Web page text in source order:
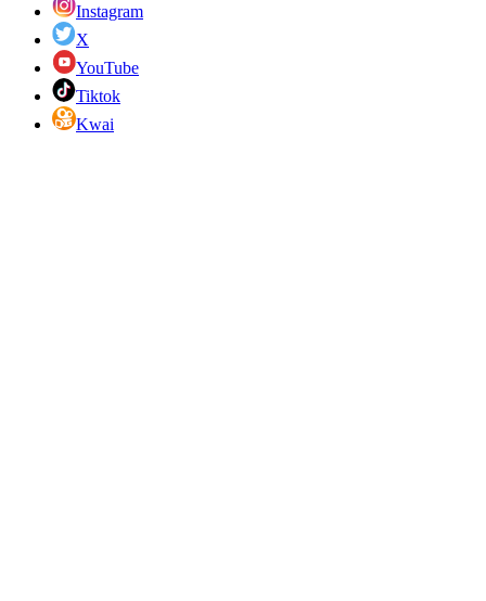
Instagram
X
YouTube
Tiktok
Kwai